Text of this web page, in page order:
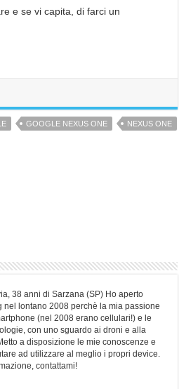
e se vi capita, di farci un
GOOGLE NEXUS ONE
NEXUS ONE
38 anni di Sarzana (SP) Ho aperto
nel lontano 2008 perchè la mia passione
(nel 2008 erano cellulari!) e le
con uno sguardo ai droni e alla
a disposizione le mie conoscenze e
ad utilizzare al meglio i propri device.
contattami!